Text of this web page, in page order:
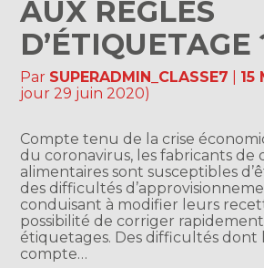
AUX RÈGLES
D’ÉTIQUETAGE
Par SUPERADMIN_CLASSE7 15
jour 29 juin 2020)
Compte tenu de la crise
du coronavirus, les fabricants de
alimentaires sont susceptibles
des difficultés
conduisant à modifier leurs
possibilité de corriger
étiquetages. Des difficultés dont
compte…